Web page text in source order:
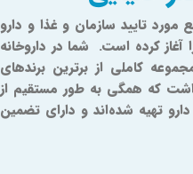
مورد تایید سازمان و غذا و دارو
خود را آغاز کرده است. شما در داروخانه
به مجموعه کاملی از برترین برندهای
که همگی به طور مستقیم از
تهیه شده‌اند و دارای تضمین